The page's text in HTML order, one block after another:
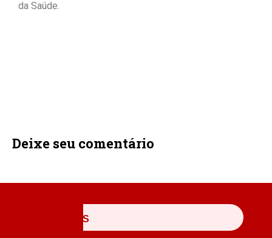
da Saúde.
Deixe seu comentário
ÚLTIMAS